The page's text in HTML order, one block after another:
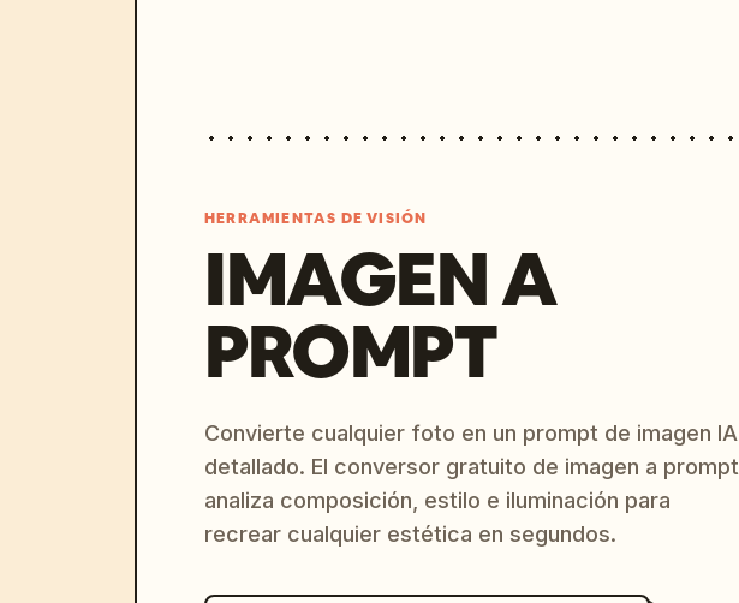
HERRAMIENTAS DE VISIÓN
IMAGEN A
PROMPT
Convierte cualquier foto en un prompt de imagen IA
detallado. El conversor gratuito de imagen a prompt
analiza composición, estilo e iluminación para
recrear cualquier estética en segundos.